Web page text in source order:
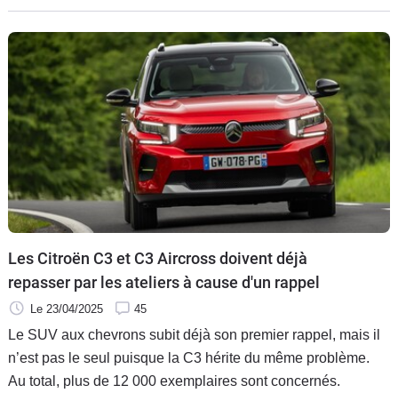
une motorisation électrique. Affiché à un tarif attractif, ce
modèle méritait un petit guide d’achat, ce que nous vous
proposons aujourd’hui.
Les Citroën C3 et C3 Aircross doivent déjà
repasser par les ateliers à cause d'un rappel
Le 23/04/2025 45
Le SUV aux chevrons subit déjà son premier rappel, mais il
n’est pas le seul puisque la C3 hérite du même problème.
Au total, plus de 12 000 exemplaires sont concernés.